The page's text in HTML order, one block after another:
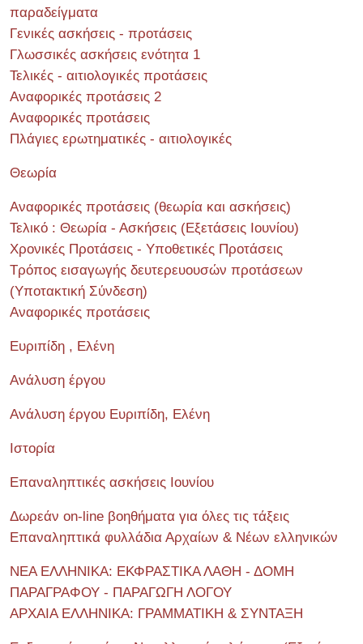
παραδείγματα
Γενικές ασκήσεις - προτάσεις
Γλωσσικές ασκήσεις ενότητα 1
Τελικές - αιτιολογικές προτάσεις
Αναφορικές προτάσεις 2
Αναφορικές προτάσεις
Πλάγιες ερωτηματικές - αιτιολογικές
Θεωρία
Αναφορικές προτάσεις (θεωρία και ασκήσεις)
Τελικό : Θεωρία - Ασκήσεις (Εξετάσεις Ιουνίου)
Χρονικές Προτάσεις - Υποθετικές Προτάσεις
Τρόπος εισαγωγής δευτερευουσών προτάσεων
(Υποτακτική Σύνδεση)
Αναφορικές προτάσεις
Ευριπίδη , Ελένη
Ανάλυση έργου
Ανάλυση έργου Ευριπίδη, Ελένη
Ιστορία
Επαναληπτικές ασκήσεις Ιουνίου
Δωρεάν on-line βοηθήματα για όλες τις τάξεις
Επαναληπτικά φυλλάδια Αρχαίων & Νέων ελληνικών
ΝΕΑ ΕΛΛΗΝΙΚΑ: ΕΚΦΡΑΣΤΙΚΑ ΛΑΘΗ - ΔΟΜΗ
ΠΑΡΑΓΡΑΦΟΥ - ΠΑΡΑΓΩΓΗ ΛΟΓΟΥ
ΑΡΧΑΙΑ ΕΛΛΗΝΙΚΑ: ΓΡΑΜΜΑΤΙΚΗ & ΣΥΝΤΑΞΗ